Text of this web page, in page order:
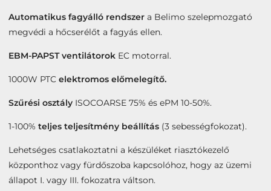
Automatikus fagyálló rendszer a Belimo szelepmozgató
megvédi a hőcserélőt a fagyás ellen.
EBM-PAPST ventilátorok EC motorral.
1000W PTC elektromos előmelegítő.
Szűrési osztály ISOCOARSE 75% és ePM 10-50%.
1-100% teljes teljesítmény beállítás (3 sebességfokozat).
Lehetséges csatlakoztatni a készüléket riasztókezelő
központhoz vagy fürdőszoba kapcsolóhoz, hogy az üzemi
állapot I. vagy III. fokozatra váltson.